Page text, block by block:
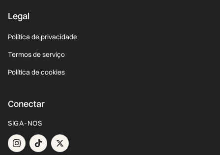
Legal
Política de privacidade
Termos de serviço
Política de cookies
Conectar
SIGA-NOS